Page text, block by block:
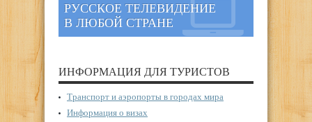
РУССКОЕ ТЕЛЕВИДЕНИЕ
В ЛЮБОЙ СТРАНЕ
ИНФОРМАЦИЯ ДЛЯ ТУРИСТОВ
Транспорт и аэропорты в городах мира
Информация о визах